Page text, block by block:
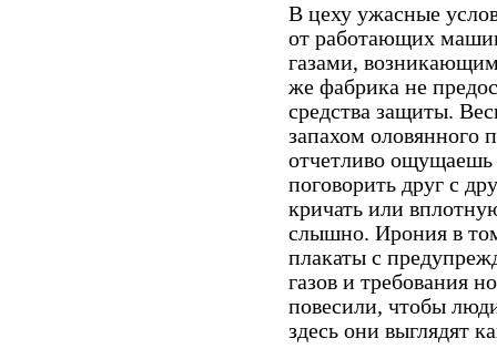
В цеху ужасные
от работающих
газами,
же фабрика не
средства защиты.
запахом оловянного
отчетливо
поговорить друг с
кричать или
слышно. Ирония в
плакаты с
газов и требования
повесили, чтобы
здесь они выглядят